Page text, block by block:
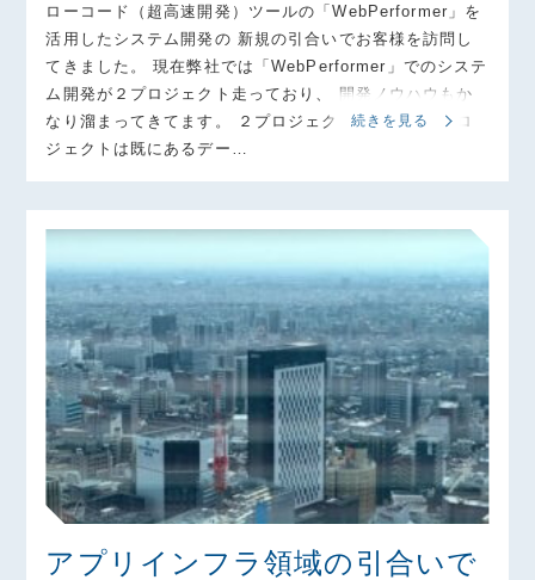
ローコード（超高速開発）ツールの「WebPerformer」を
活用したシステム開発の 新規の引合いでお客様を訪問し
てきました。 現在弊社では「WebPerformer」でのシステ
ム開発が２プロジェクト走っており、 開発ノウハウもか
なり溜まってきてます。 ２プロジェクトのうちの１プロ
ジェクトは既にあるデー…
続きを見る
アプリインフラ領域の引合いで